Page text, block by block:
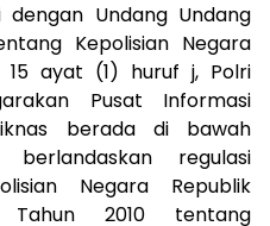
dengan Undang Undang
Kepolisian Negara
15 ayat (1) huruf j, Polri
Pusat Informasi
berada di bawah
regulasi
Negara Republik
2010 tentang